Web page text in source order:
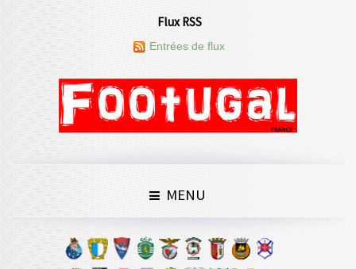
Flux RSS
Entrées de flux
MENU